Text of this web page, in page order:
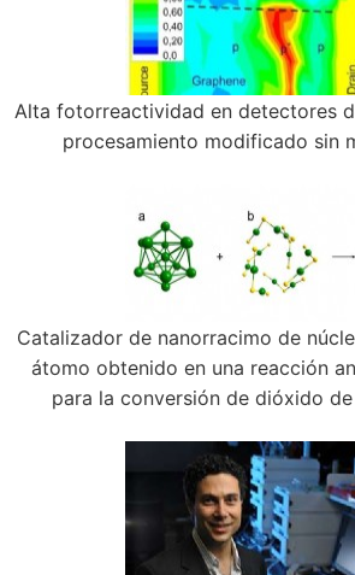
Alta fotorreactividad en detectores
procesamiento modificado sin
Catalizador de nanorracimo de
átomo obtenido en una reacción
para la conversión de dióxido